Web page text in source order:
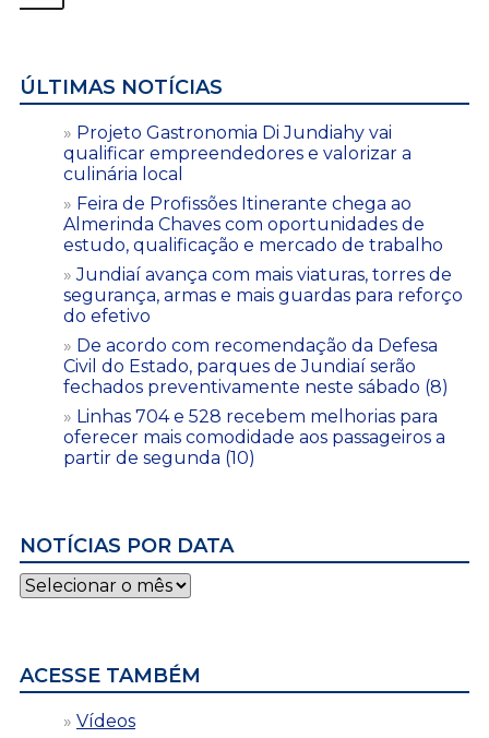
ÚLTIMAS NOTÍCIAS
Projeto Gastronomia Di Jundiahy vai
qualificar empreendedores e valorizar a
culinária local
Feira de Profissões Itinerante chega ao
Almerinda Chaves com oportunidades de
estudo, qualificação e mercado de trabalho
Jundiaí avança com mais viaturas, torres de
segurança, armas e mais guardas para reforço
do efetivo
De acordo com recomendação da Defesa
Civil do Estado, parques de Jundiaí serão
fechados preventivamente neste sábado (8)
Linhas 704 e 528 recebem melhorias para
oferecer mais comodidade aos passageiros a
partir de segunda (10)
NOTÍCIAS POR DATA
Notícias
por
ACESSE TAMBÉM
Vídeos